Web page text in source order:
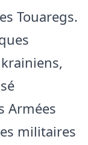
Touaregs.
Armées
militaires